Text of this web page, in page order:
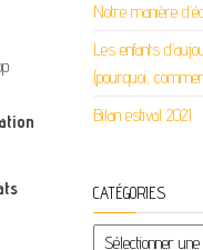
Notre manière
Les enfants
(pourquoi,
Bilan estival 2021
CATÉGORIES
Catégories